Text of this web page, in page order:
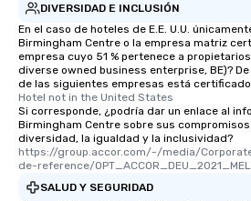
DIVERSIDAD E INCLUSIÓN
En el caso de hoteles de E.E. U.U.
Birmingham Centre o la empresa matriz
empresa cuyo 51 % pertenece a
diverse owned business enterprise, BE)?
de las siguientes empresas está
Hotel not in the United States
Si corresponde, ¿podría dar un enlace al
Birmingham Centre sobre sus
diversidad, la igualdad y la inclusividad?
https://group.accor.com/-/media/
de-reference/
SALUD Y SEGURIDAD